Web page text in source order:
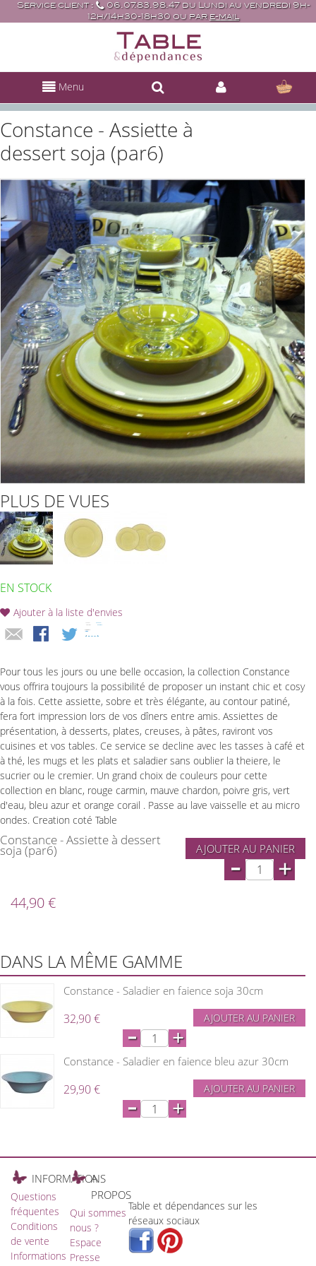
Service client :
06.07.83.98.47 du Lundi au vendredi 9h-
12h/14h30-18h30 ou par e-mail
Menu
Constance - Assiette à
dessert soja (par6)
PLUS DE VUES
EN STOCK
Ajouter à la liste d'envies
Pour tous les jours ou une belle occasion, la collection Constance
vous offrira toujours la possibilité de proposer un instant chic et cosy
à la fois. Cette assiette, sobre et très élégante, au contour patiné,
fera fort impression lors de vos dîners entre amis. Assiettes de
présentation, à desserts, plates, creuses, à pâtes, raviront vos
cuisines et vos tables. Ce service se decline avec les tasses à café et
à thé, les mugs et les plats et saladier sans oublier la theiere, le
sucrier ou le cremier. Un grand choix de couleurs pour cette
collection en blanc, rouge carmin, mauve chardon, poivre gris, vert
d'eau, bleu azur et orange corail . Passe au lave vaisselle et au micro
ondes. Creation coté Table
Constance - Assiette à dessert
soja (par6) AJOUTER AU PANIER
- +
44,90 €
DANS LA MÊME GAMME
Constance - Saladier en faience soja 30cm
32,90 € AJOUTER AU PANIER
- +
Constance - Saladier en faience bleu azur 30cm
29,90 € AJOUTER AU PANIER
- +
INFORMATIONS
Questions
fréquentes
Conditions
de vente
Informations
A
PROPOS
Qui sommes
nous ?
Espace
Presse
Table et dépendances sur les
réseaux sociaux